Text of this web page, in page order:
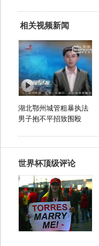
相关视频新闻
湖北鄂州城管粗暴执法
男子抱不平招致围殴
世界杯顶级评论